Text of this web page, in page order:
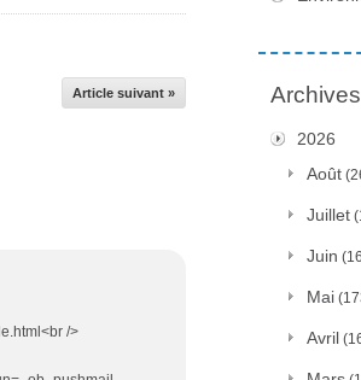
Article suivant »
/>
Archives
2026
Août
Juillet
Juin
Mai
Avril